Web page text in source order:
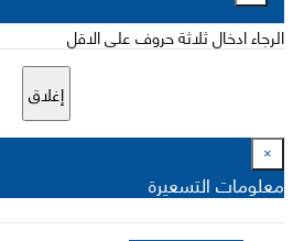
الرجاء ادخال ثلاثة حروف على الاقل
إغلاق
×
معلومات التسعيرة